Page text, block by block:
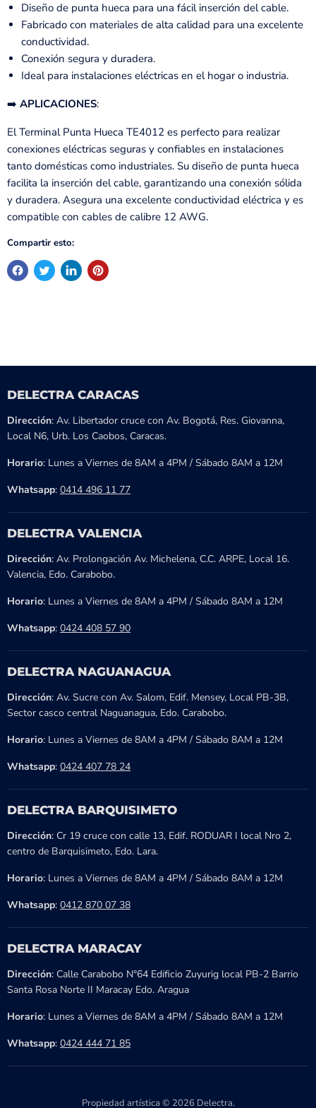
Diseño de punta hueca para una fácil inserción del cable.
Fabricado con materiales de alta calidad para una excelente
conductividad.
Conexión segura y duradera.
Ideal para instalaciones eléctricas en el hogar o industria.
➡️ APLICACIONES:
El Terminal Punta Hueca TE4012 es perfecto para realizar
conexiones eléctricas seguras y confiables en instalaciones
tanto domésticas como industriales. Su diseño de punta hueca
facilita la inserción del cable, garantizando una conexión sólida
y duradera. Asegura una excelente conductividad eléctrica y es
compatible con cables de calibre 12 AWG.
Compartir esto:
DELECTRA CARACAS
Dirección: Av. Libertador cruce con Av. Bogotá, Res. Giovanna,
Local N6, Urb. Los Caobos, Caracas.
Horario: Lunes a Viernes de 8AM a 4PM / Sábado 8AM a 12M
Whatsapp: 0414 496 11 77
DELECTRA VALENCIA
Dirección: Av. Prolongación Av. Michelena, C.C. ARPE, Local 16.
Valencia, Edo. Carabobo.
Horario: Lunes a Viernes de 8AM a 4PM / Sábado 8AM a 12M
Whatsapp: 0424 408 57 90
DELECTRA NAGUANAGUA
Dirección: Av. Sucre con Av. Salom, Edif. Mensey, Local PB-3B,
Sector casco central Naguanagua, Edo. Carabobo.
Horario: Lunes a Viernes de 8AM a 4PM / Sábado 8AM a 12M
Whatsapp: 0424 407 78 24
DELECTRA BARQUISIMETO
Dirección: Cr 19 cruce con calle 13, Edif. RODUAR I local Nro 2,
centro de Barquisimeto, Edo. Lara.
Horario: Lunes a Viernes de 8AM a 4PM / Sábado 8AM a 12M
Whatsapp: 0412 870 07 38
DELECTRA MARACAY
Dirección: Calle Carabobo N°64 Edificio Zuyurig local PB-2 Barrio
Santa Rosa Norte II Maracay Edo. Aragua
Horario: Lunes a Viernes de 8AM a 4PM / Sábado 8AM a 12M
Whatsapp: 0424 444 71 85
Propiedad artística © 2026 Delectra.